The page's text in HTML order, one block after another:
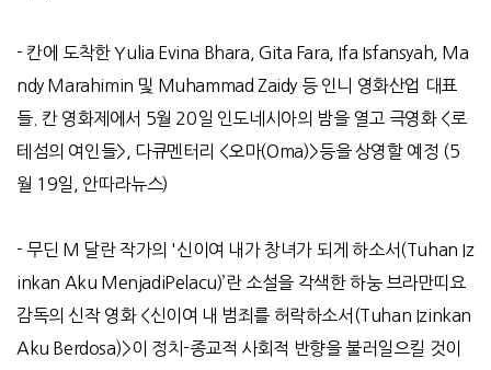
- 칸에 도착한Yulia Evina Bhara, Gita Fara, Ifa Isfansyah, Ma
ndy Marahimin 및 Muhammad Zaidy 등 인니 영화산업 대표
들. 칸 영화제에서 5월 20일 인도네시아의 밤을 열고 극영화<로
테섬의 여인들>, 다큐멘터리 <오마(Oma)>등을 상영할 예정 (5
월 19일, 안따라뉴스)
- 무딘 M 달란 작가의 '신이여 내가 창녀가 되게 하소서(Tuhan Iz
inkan Aku MenjadiPelacu)’란 소설을 각색한 하눙 브라만띠요
감독의 신작 영화 <신이여 내 범죄를 허락하소서(Tuhan Izinkan
Aku Berdosa)>이 정치-종교적 사회적 반향을 불러일으킬 것이